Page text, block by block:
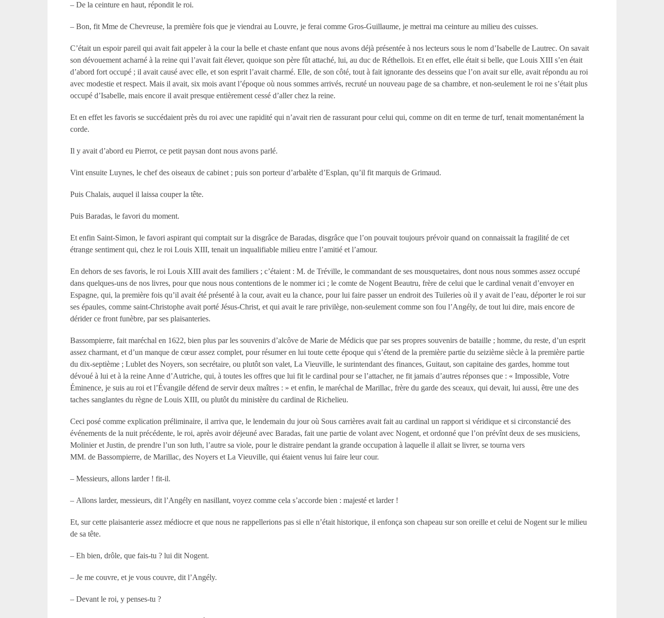
– De la ceinture en haut, répondit le roi.
– Bon, fit Mme de Chevreuse, la première fois que je viendrai au Louvre, je ferai comme Gros-Guillaume, je mettrai ma ceinture au milieu des cuisses.
C’était un espoir pareil qui avait fait appeler à la cour la belle et chaste enfant que nous avons déjà présentée à nos lecteurs sous le nom d’Isabelle de Lautrec. On savait
son dévouement acharné à la reine qui l’avait fait élever, quoique son père fût attaché, lui, au duc de Réthellois. Et en effet, elle était si belle, que Louis XIII s’en était
d’abord fort occupé ; il avait causé avec elle, et son esprit l’avait charmé. Elle, de son côté, tout à fait ignorante des desseins que l’on avait sur elle, avait répondu au roi
avec modestie et respect. Mais il avait, six mois avant l’époque où nous sommes arrivés, recruté un nouveau page de sa chambre, et non-seulement le roi ne s’était plus
occupé d’Isabelle, mais encore il avait presque entièrement cessé d’aller chez la reine.
Et en effet les favoris se succédaient près du roi avec une rapidité qui n’avait rien de rassurant pour celui qui, comme on dit en terme de turf, tenait momentanément la
corde.
Il y avait d’abord eu Pierrot, ce petit paysan dont nous avons parlé.
Vint ensuite Luynes, le chef des oiseaux de cabinet ; puis son porteur d’arbalète d’Esplan, qu’il fit marquis de Grimaud.
Puis Chalais, auquel il laissa couper la tête.
Puis Baradas, le favori du moment.
Et enfin Saint-Simon, le favori aspirant qui comptait sur la disgrâce de Baradas, disgrâce que l’on pouvait toujours prévoir quand on connaissait la fragilité de cet
étrange sentiment qui, chez le roi Louis XIII, tenait un inqualifiable milieu entre l’amitié et l’amour.
En dehors de ses favoris, le roi Louis XIII avait des familiers ; c’étaient : M. de Tréville, le commandant de ses mousquetaires, dont nous nous sommes assez occupé
dans quelques-uns de nos livres, pour que nous nous contentions de le nommer ici ; le comte de Nogent Beautru, frère de celui que le cardinal venait d’envoyer en
Espagne, qui, la première fois qu’il avait été présenté à la cour, avait eu la chance, pour lui faire passer un endroit des Tuileries où il y avait de l’eau, déporter le roi sur
ses épaules, comme saint-Christophe avait porté Jésus-Christ, et qui avait le rare privilège, non-seulement comme son fou l’Angély, de tout lui dire, mais encore de
dérider ce front funèbre, par ses plaisanteries.
Bassompierre, fait maréchal en 1622, bien plus par les souvenirs d’alcôve de Marie de Médicis que par ses propres souvenirs de bataille ; homme, du reste, d’un esprit
assez charmant, et d’un manque de cœur assez complet, pour résumer en lui toute cette époque qui s’étend de la première partie du seizième siècle à la première partie
du dix-septième ; Lublet des Noyers, son secrétaire, ou plutôt son valet, La Vieuville, le surintendant des finances, Guitaut, son capitaine des gardes, homme tout
dévoué à lui et à la reine Anne d’Autriche, qui, à toutes les offres que lui fit le cardinal pour se l’attacher, ne fit jamais d’autres réponses que : « Impossible, Votre
Éminence, je suis au roi et l’Évangile défend de servir deux maîtres : » et enfin, le maréchal de Marillac, frère du garde des sceaux, qui devait, lui aussi, être une des
taches sanglantes du règne de Louis XIII, ou plutôt du ministère du cardinal de Richelieu.
Ceci posé comme explication préliminaire, il arriva que, le lendemain du jour où Sous carrières avait fait au cardinal un rapport si véridique et si circonstancié des
événements de la nuit précédente, le roi, après avoir déjeuné avec Baradas, fait une partie de volant avec Nogent, et ordonné que l’on prévînt deux de ses musiciens,
Molinier et Justin, de prendre l’un son luth, l’autre sa viole, pour le distraire pendant la grande occupation à laquelle il allait se livrer, se tourna vers
MM. de Bassompierre, de Marillac, des Noyers et La Vieuville, qui étaient venus lui faire leur cour.
– Messieurs, allons larder ! fit-il.
– Allons larder, messieurs, dit l’Angély en nasillant, voyez comme cela s’accorde bien : majesté et larder !
Et, sur cette plaisanterie assez médiocre et que nous ne rappellerions pas si elle n’était historique, il enfonça son chapeau sur son oreille et celui de Nogent sur le milieu
de sa tête.
– Eh bien, drôle, que fais-tu ? lui dit Nogent.
– Je me couvre, et je vous couvre, dit l’Angély.
– Devant le roi, y penses-tu ?